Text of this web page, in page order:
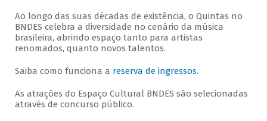
Ao longo das suas décadas de existência, o Quintas no
BNDES celebra a diversidade no cenário da música
brasileira, abrindo espaço tanto para artistas
renomados, quanto novos talentos.
Saiba como funciona a reserva de ingressos.
As atrações do Espaço Cultural BNDES são selecionadas
através de concurso público.